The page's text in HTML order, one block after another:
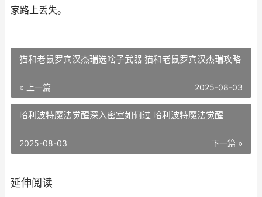
家路上丢失。
猫和老鼠罗宾汉杰瑞选啥子武器 猫和老鼠罗宾汉杰瑞攻略
« 上一篇 2025-08-03
哈利波特魔法觉醒深入密室如何过 哈利波特魔法觉醒
下一篇 »
2025-08-03
延伸阅读